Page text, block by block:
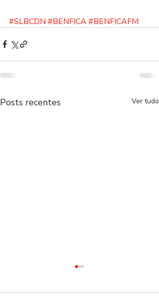
#SLBCDN #BENFICA#BENFICAFM
Posts recentes Ver tudo